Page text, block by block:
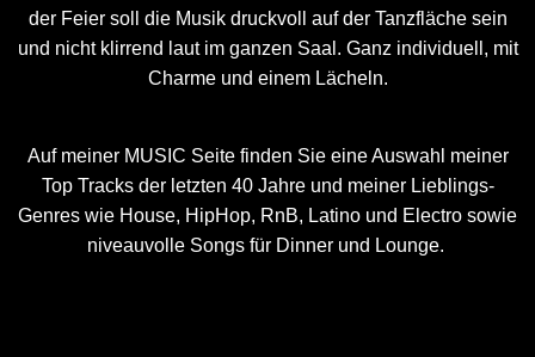
der Feier soll die Musik druckvoll auf der Tanzfläche sein
und nicht klirrend laut im ganzen Saal. Ganz individuell, mit
Charme und einem Lächeln.
Auf meiner MUSIC Seite finden Sie eine Auswahl meiner
Top Tracks der letzten 40 Jahre und meiner Lieblings-
Genres wie House, HipHop, RnB, Latino und Electro sowie
niveauvolle Songs für Dinner und Lounge.